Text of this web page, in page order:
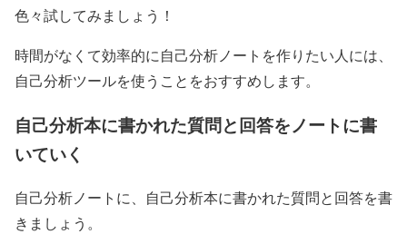
色々試してみましょう！
時間がなくて効率的に自己分析ノートを作りたい人には、
自己分析ツールを使うことをおすすめします。
自己分析本に書かれた質問と回答をノートに書
いていく
自己分析ノートに、自己分析本に書かれた質問と回答を書
きましょう。